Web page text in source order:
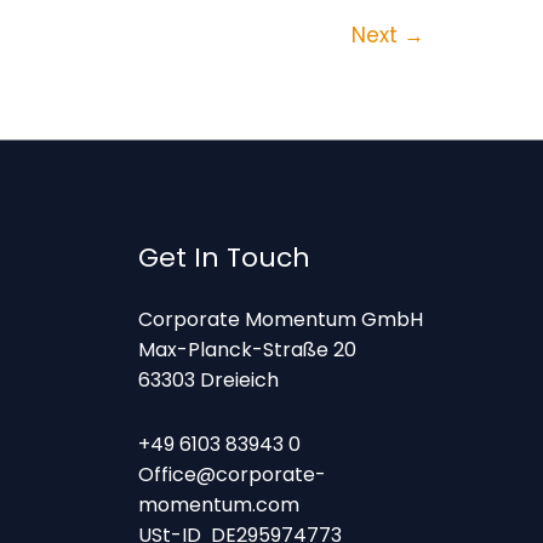
Next →
Get In Touch
Corporate Momentum GmbH
Max-Planck-Straße 20
63303 Dreieich
+49 6103 83943 0
Office@corporate-
momentum.com
USt-ID DE295974773